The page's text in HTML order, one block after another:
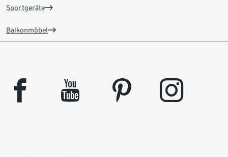
Sportgeräte
Balkonmöbel
facebook youtube pinterest instagram